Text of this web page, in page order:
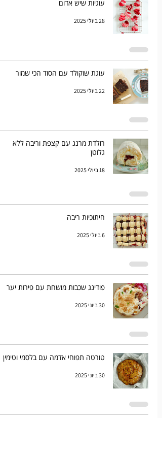
עוגיות שיש אדום
28 ביולי 2025
עוגת שוקולד עם הסוד הכי שמור
22 ביולי 2025
רולדת מרנג עם קצפת וריבה ללא
גלוטן
18 ביולי 2025
חיתוכיות ריבה
6 ביולי 2025
פודינג שכבות מושחת עם פירות יער
30 ביוני 2025
טורטה תפוחי אדמה עם בלסמי וטימין
30 ביוני 2025